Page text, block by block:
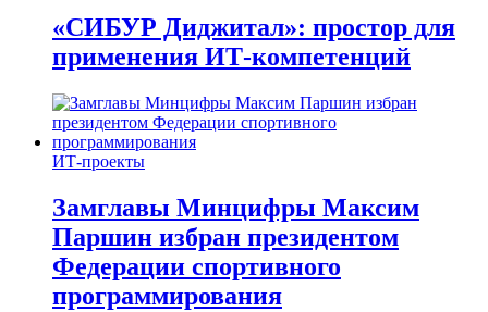
«СИБУР Диджитал»: простор для
применения ИТ-компетенций
ИТ-проекты
Замглавы Минцифры Максим
Паршин избран президентом
Федерации спортивного
программирования